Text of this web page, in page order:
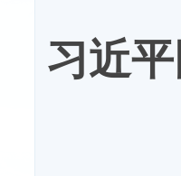
习近